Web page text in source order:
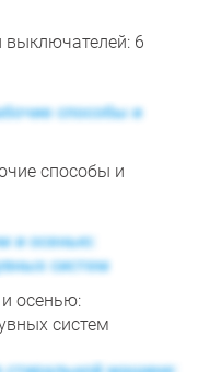
выключателей: 6
способы и
осенью:
систем